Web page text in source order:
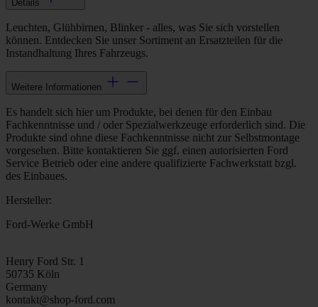
Details
Leuchten, Glühbirnen, Blinker - alles, was Sie sich vorstellen
können. Entdecken Sie unser Sortiment an Ersatzteilen für die
Instandhaltung Ihres Fahrzeugs.
Weitere Informationen
Es handelt sich hier um Produkte, bei denen für den Einbau
Fachkenntnisse und / oder Spezialwerkzeuge erforderlich sind. Die
Produkte sind ohne diese Fachkenntnisse nicht zur Selbstmontage
vorgesehen. Bitte kontaktieren Sie ggf. einen autorisierten Ford
Service Betrieb oder eine andere qualifizierte Fachwerkstatt bzgl.
des Einbaues.
Hersteller:
Ford-Werke GmbH
Henry Ford Str. 1
50735 Köln
Germany
kontakt@shop-ford.com